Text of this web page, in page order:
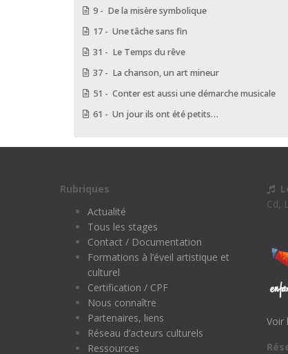
9 - De la misère symbolique
17 - Une tâche sans fin
31 - Le Temps du rêve
37 - La chanson, un art mineur
51 - Conter est aussi une démarche musicale
61 - Un jour ils ont été petits…
Rubriques
Actualité
Tous les stages
Contact / Documentation
Formations à l’éveil artistique et
culturel
Certification / CPF
Nous connaître
Partenaires, liens
Réseau d’acteurs culturels
Ressources
Cd,
Voir